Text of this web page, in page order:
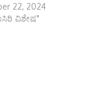
22, 2024
ವಿಶೇಷ"